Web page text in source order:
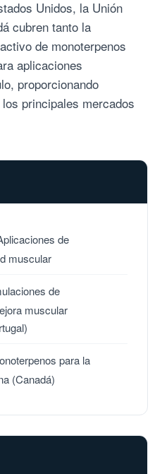
Unidos, la Unión
cubren tanto la
de monoterpenos
aplicaciones
proporcionando
principales mercados
de
muscular
de
muscular
para la
(Canadá)